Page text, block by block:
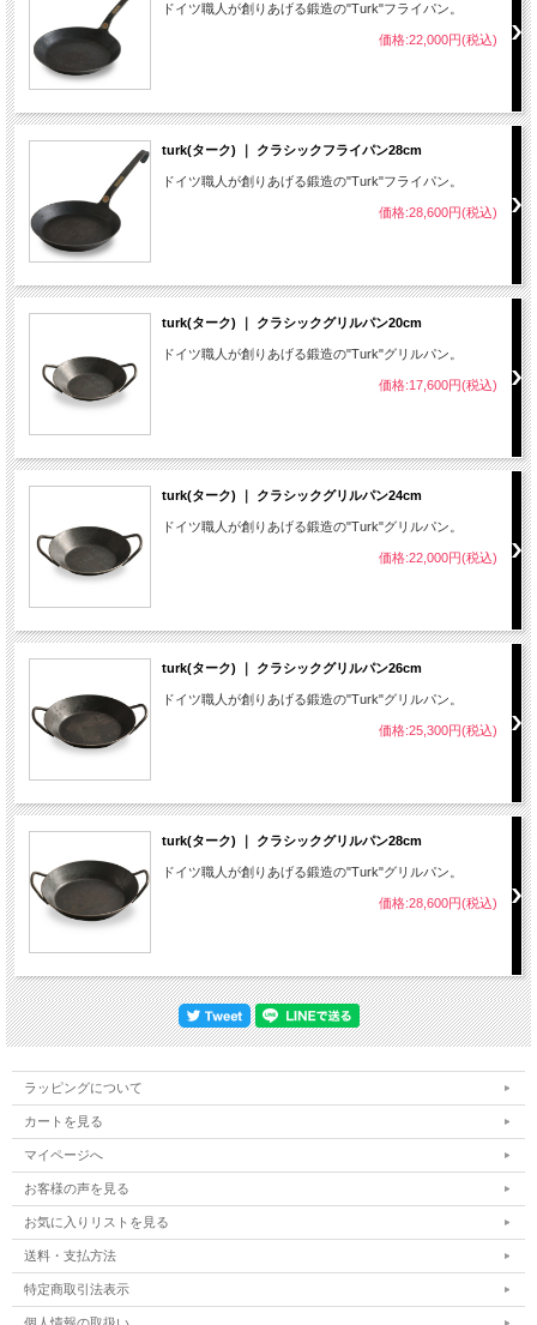
ドイツ職人が創りあげる鍛造の"Turk"フライパン。
価格:22,000円(税込)
turk(ターク) ｜ クラシックフライパン28cm
ドイツ職人が創りあげる鍛造の"Turk"フライパン。
価格:28,600円(税込)
turk(ターク) ｜ クラシックグリルパン20cm
ドイツ職人が創りあげる鍛造の"Turk"グリルパン。
価格:17,600円(税込)
turk(ターク) ｜ クラシックグリルパン24cm
ドイツ職人が創りあげる鍛造の"Turk"グリルパン。
価格:22,000円(税込)
turk(ターク) ｜ クラシックグリルパン26cm
ドイツ職人が創りあげる鍛造の"Turk"グリルパン。
価格:25,300円(税込)
turk(ターク) ｜ クラシックグリルパン28cm
ドイツ職人が創りあげる鍛造の"Turk"グリルパン。
価格:28,600円(税込)
ラッピングについて
カートを見る
マイページへ
お客様の声を見る
お気に入りリストを見る
送料・支払方法
特定商取引法表示